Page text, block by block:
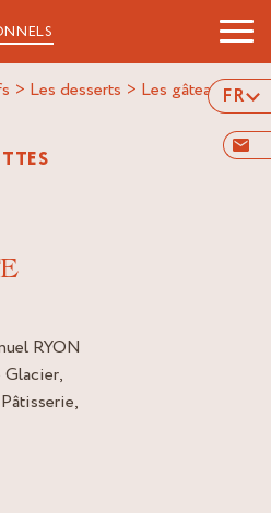
FR
> Les desserts > Les gâteaux>
RYON